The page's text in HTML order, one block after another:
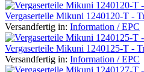
Vergaserteile Mikuni 1240120-T -
Versandfertig in: Information / EPC
Vergaserteile Mikuni 1240125-T -
Versandfertig in: Information / EPC